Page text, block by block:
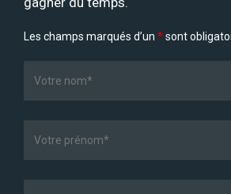
Les champs marqués d’un *sont